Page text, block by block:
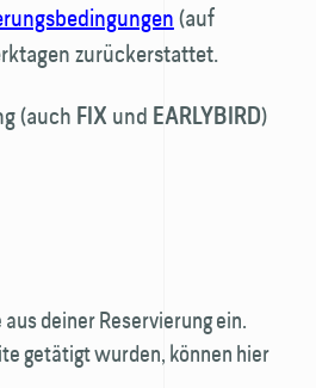
(auf
zurückerstattet.
(auch FIX und EARLYBIRD)
deiner Reservierung ein.
getätigt wurden, können hier